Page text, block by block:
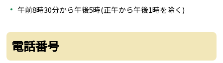
午前8時30分から午後5時(正午から午後1時を除く)
電話番号